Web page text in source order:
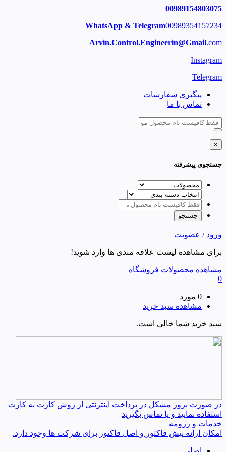
00989154803075
WhatsApp & Telegram00989354157234
Arvin.Control.Engineerin@Gmail.com
Instagram
Telegram
پیگیری سفارشات
تماس با ما
×
جستجوی پیشرفته
ورود / عضویت
برای مشاهده لیست علاقه مندی ها وارد شوید!
مشاهده محصولات فروشگاه
0
0 مورد
مشاهده سبد خرید
سبد خرید شما خالی است.
در صورت بروز مشکل در پرداخت اینترنتی از روش کارت به کارت
استفاده نمایید و یا تماس بگیرید
خدمات و رزومه
امکان ارائه پیش فاکتور و اصل فاکتور برای شرکت ها وجود دارد.